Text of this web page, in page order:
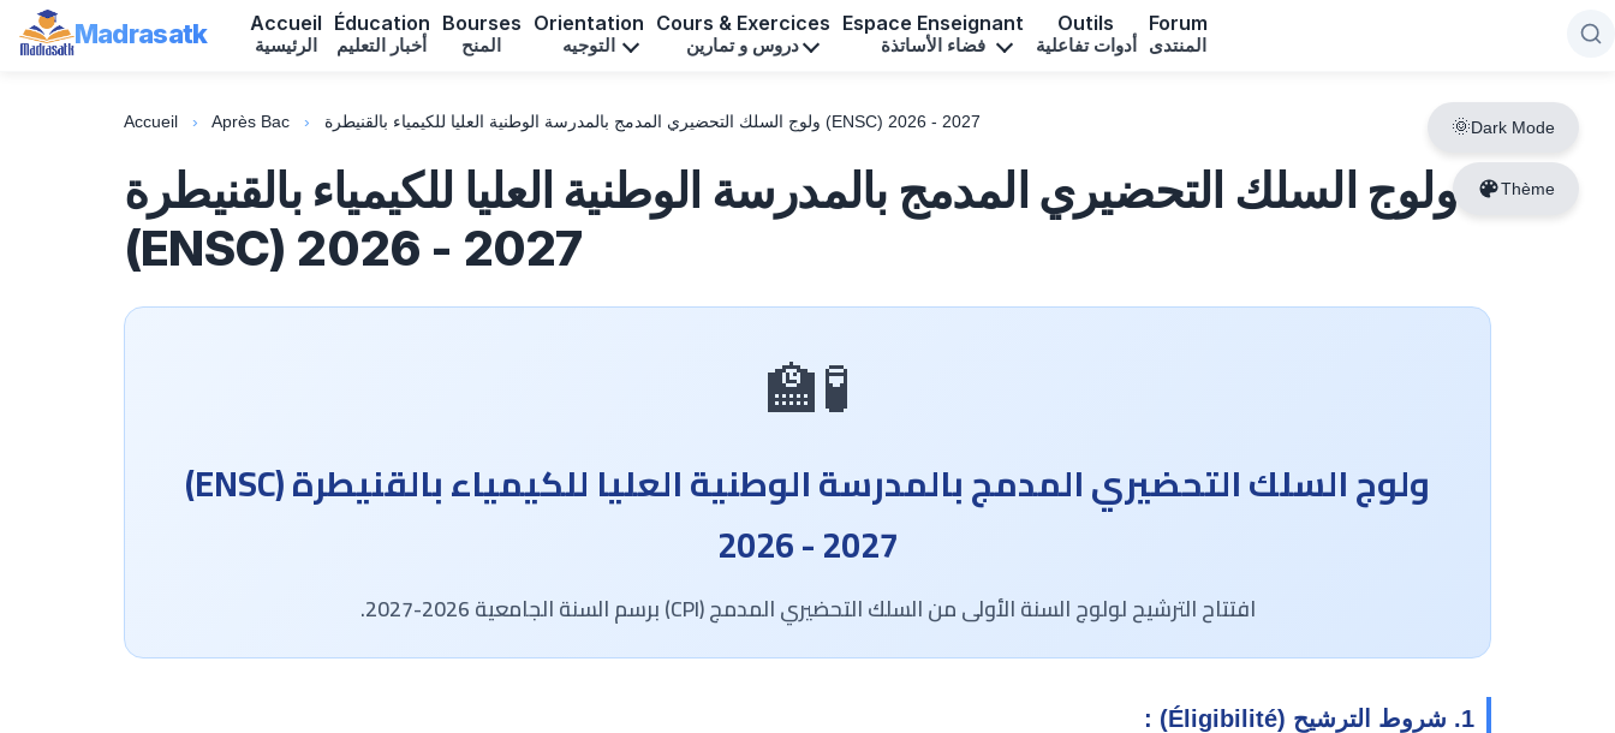
Madrasatk Accueil
الرئيسية
Éducation
أخبار التعليم
Bourses
المنح
Orientation
التوجيه
Cours & Exercices
دروس و تمارين
Espace Enseignant
فضاء الأساتذة
Outils
أدوات تفاعلية
Forum
المنتدى
Dark Mode
Thème
Accueil › Après Bac › ولوج السلك التحضيري المدمج بالمدرسة الوطنية العليا للكيمياء بالقنيطرة (ENSC) 2026 - 2027
ولوج السلك التحضيري المدمج بالمدرسة الوطنية العليا للكيمياء بالقنيطرة
(ENSC) 2026 - 2027
🧪🏫
ولوج السلك التحضيري المدمج بالمدرسة الوطنية العليا للكيمياء بالقنيطرة (ENSC)
2026 - 2027
افتتاح الترشيح لولوج السنة الأولى من السلك التحضيري المدمج (CPI) برسم السنة الجامعية 2026-2027.
1. شروط الترشيح (Éligibilité) :